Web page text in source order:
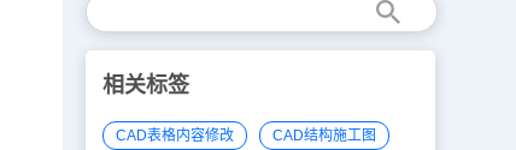
相关标签
CAD表格内容修改 CAD结构施工图